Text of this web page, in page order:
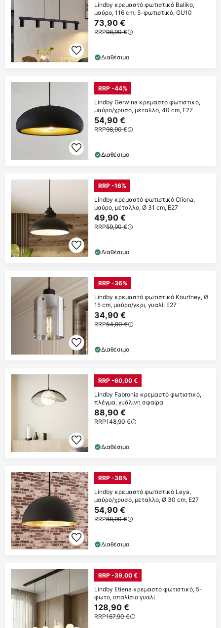
Lindby κρεμαστό φωτιστικό Baliko,
μαύρο, 116 cm, 5-φωτιστικό, GU10
73,90 €
RRP98,90 €
Διαθέσιμο
RRP -44%
Lindby Gerwina κρεμαστό φωτιστικό,
μαύρο/χρυσό, μέταλλο, 40 cm, E27
54,90 €
RRP98,90 €
Διαθέσιμο
RRP -16%
Lindby κρεμαστό φωτιστικό Cliona,
μαύρο, μέταλλο, Ø 31 cm, E27
49,90 €
RRP59,90 €
Διαθέσιμο
RRP -36%
Lindby κρεμαστό φωτιστικό Kourtney, Ø
15 cm, μαύρο/γκρι, γυαλί, E27
34,90 €
RRP54,90 €
Διαθέσιμο
RRP -60,00 €
Lindby Fabronia κρεμαστό φωτιστικό,
πλέγμα, γυάλινη σφαίρα
88,90 €
RRP148,90 €
Διαθέσιμο
RRP -38%
Lindby κρεμαστό φωτιστικό Leya,
μαύρο/χρυσό, μέταλλο, Ø 30 cm, E27
54,90 €
RRP88,90 €
Διαθέσιμο
RRP -39,00 €
Lindby Etiena κρεμαστό φωτιστικό, 5-
φωτο, οπαλίσιο γυαλί
128,90 €
RRP167,90 €